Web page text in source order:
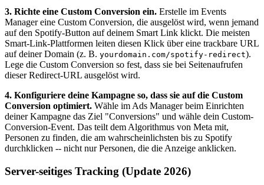
3. Richte eine Custom Conversion ein. Erstelle im Events
Manager eine Custom Conversion, die ausgelöst wird, wenn jemand
auf den Spotify-Button auf deinem Smart Link klickt. Die meisten
Smart-Link-Plattformen leiten diesen Klick über eine trackbare URL
auf deiner Domain (z. B. yourdomain.com/spotify-redirect).
Lege die Custom Conversion so fest, dass sie bei Seitenaufrufen
dieser Redirect-URL ausgelöst wird.
4. Konfiguriere deine Kampagne so, dass sie auf die Custom
Conversion optimiert. Wähle im Ads Manager beim Einrichten
deiner Kampagne das Ziel "Conversions" und wähle dein Custom-
Conversion-Event. Das teilt dem Algorithmus von Meta mit,
Personen zu finden, die am wahrscheinlichsten bis zu Spotify
durchklicken -- nicht nur Personen, die die Anzeige anklicken.
Server-seitiges Tracking (Update 2026)